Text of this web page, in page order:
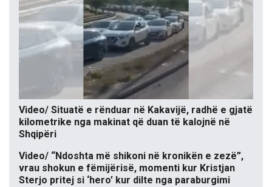
Video/ Situatë e rënduar në Kakavijë, radhë e gjatë
kilometrike nga makinat që duan të kalojnë në
Shqipëri
Video/ “Ndoshta më shikoni në kronikën e zezë”,
vrau shokun e fëmijërisë, momenti kur Kristjan
Sterjo pritej si ‘hero’ kur dilte nga paraburgimi